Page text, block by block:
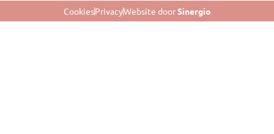
CookiesPrivacyWebsite doorSinergio